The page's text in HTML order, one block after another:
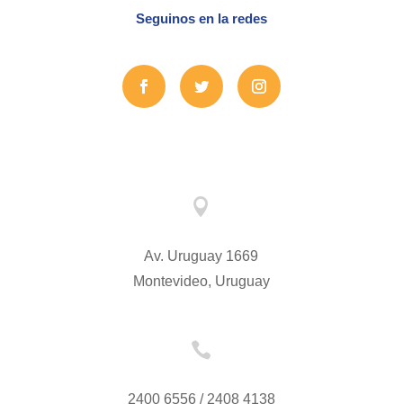
Seguinos en la redes

Av. Uruguay 1669
Montevideo, Uruguay

2400 6556 / 2408 4138